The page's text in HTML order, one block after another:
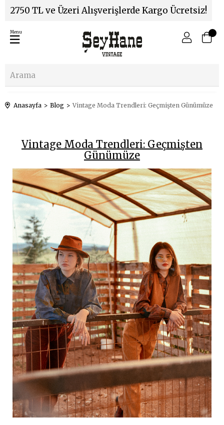
2750 TL ve Üzeri Alışverişlerde Kargo Ücretsiz!
Menu
Anasayfa Blog Vintage Moda Trendleri: Geçmişten Günümüze
Vintage Moda Trendleri: Geçmişten
Günümüze